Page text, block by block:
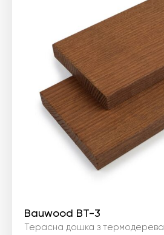
Bauwood BT-3
Терасна дошка з термодерева